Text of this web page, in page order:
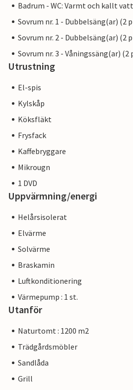
Badrum - WC: Varmt och kallt
Sovrum nr. 1 - Dubbelsäng(ar) (2
Sovrum nr. 2 - Dubbelsäng(ar) (2
Sovrum nr. 3 - Våningssäng(ar) (2
Utrustning
El-spis
Kylskåp
Köksfläkt
Frysfack
Kaffebryggare
Mikrougn
1 DVD
Uppvärmning/energi
Helårsisolerat
Elvärme
Solvärme
Braskamin
Luftkonditionering
Värmepump : 1 st.
Utanför
Naturtomt : 1200 m2
Trädgårdsmöbler
Sandlåda
Grill